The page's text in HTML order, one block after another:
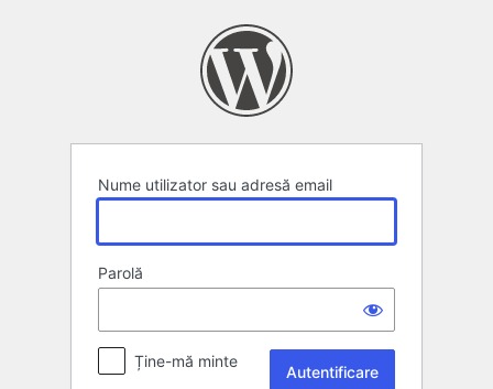
Nume utilizator sau adresă email
Parolă
Ține-mă minte